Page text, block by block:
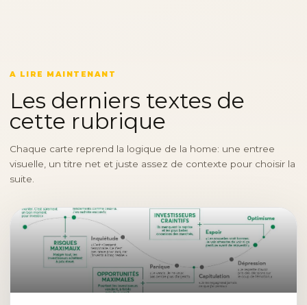
A LIRE MAINTENANT
Les derniers textes de
cette rubrique
Chaque carte reprend la logique de la home: une entree
visuelle, un titre net et juste assez de contexte pour choisir la
suite.